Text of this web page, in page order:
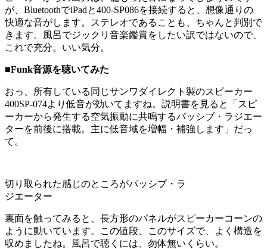
が、BluetoothでiPadと400-SP086を接続すると、想像通りの
快適な音がします。ステレオであることも、ちゃんと判別で
きます。風呂でジックリ音楽鑑賞をしたい訳ではないので、
これで充分。いい気分。
■Funk音源を聴いてみた
おっ、所有している同じサンワダイレクト製のスピーカー
400SP-074より低音が効いてますね。説明書を見ると「スピ
ーカーから発生する空気振動に共鳴するパッシブ・ラジエー
ターを前後に搭載。主に低音域を増幅・補強します」だっ
て。
切り取られた感じのところがパッシブ・ラ
ジエーター
裏面を触ってみると、長方形のパネルがスピーカーコーンの
ように動いています。この値段、このサイズで、よく構造を
収めましたね。風呂で聴くには、勿体無いくらい。